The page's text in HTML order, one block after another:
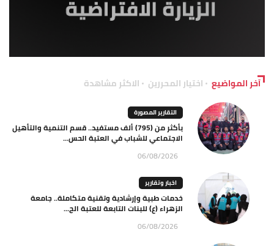
آخر المواضيع اختيار المحررين الاكثر مشاهدة
التقارير المصورة
بأكثر من (795) ألف مستفيد.. قسم التنمية والتأهيل
الاجتماعي للشباب في العتبة الحس...
06/08/2026
اخبار وتقارير
خدمات طبية وإرشادية وتقنية متكاملة.. جامعة
الزهراء (ع) للبنات التابعة للعتبة الح...
06/08/2026